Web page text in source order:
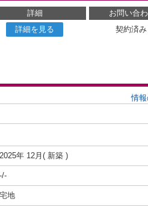
詳細 お問い合
詳細を見る
契約済み
情
2025年 12月( 新築 )
-/-
宅地